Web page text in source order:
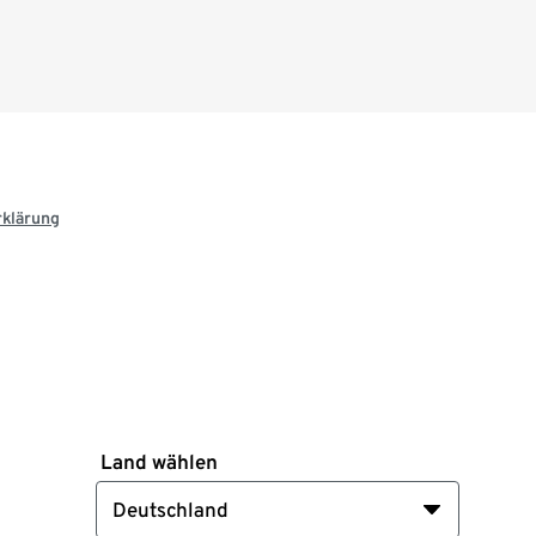
Land wählen
Deutschland